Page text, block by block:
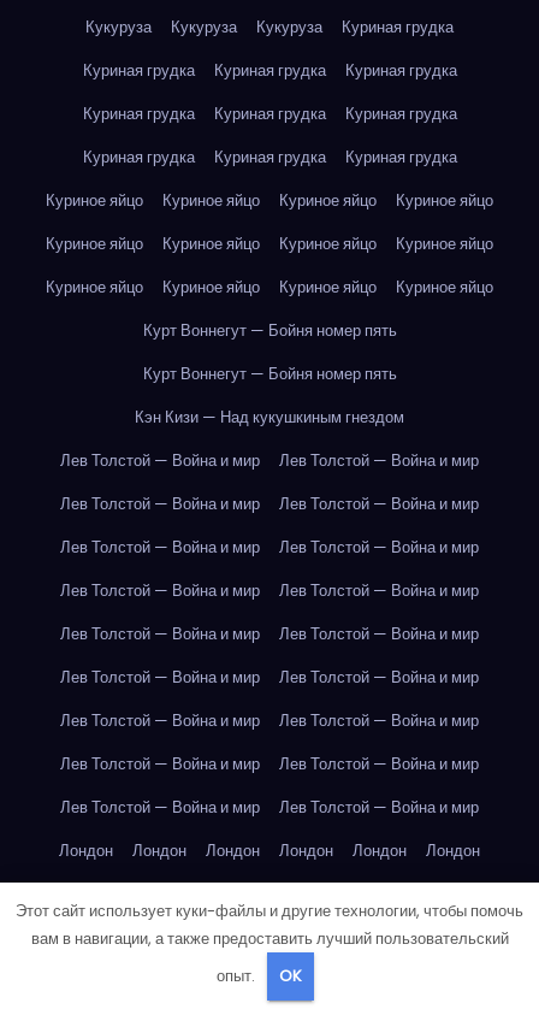
Кукуруза
Кукуруза Кукуруза
Куриная грудка
Куриная грудка
Куриная грудка
Куриная грудка
Куриная грудка
Куриная грудка
Куриная грудка
Куриная грудка
Куриная грудка
Куриная грудка
Куриное яйцо
Куриное яйцо Куриное яйцо
Куриное яйцо
Куриное яйцо
Куриное яйцо Куриное яйцо
Куриное яйцо
Куриное яйцо
Куриное яйцо Куриное яйцо
Куриное яйцо
Курт Воннегут — Бойня номер пять
Курт Воннегут — Бойня номер пять
Кэн Кизи — Над кукушкиным гнездом
Лев Толстой — Война и мир
Лев Толстой — Война и мир
Лев Толстой — Война и мир
Лев Толстой — Война и мир
Лев Толстой — Война и мир
Лев Толстой — Война и мир
Лев Толстой — Война и мир
Лев Толстой — Война и мир
Лев Толстой — Война и мир
Лев Толстой — Война и мир
Лев Толстой — Война и мир
Лев Толстой — Война и мир
Лев Толстой — Война и мир
Лев Толстой — Война и мир
Лев Толстой — Война и мир
Лев Толстой — Война и мир
Лев Толстой — Война и мир
Лев Толстой — Война и мир
Лондон
Лондон Лондон Лондон Лондон
Лондон
Лондон
Лондон Лондон Лондон Лондон
Лондон
Лондон Лондон
Этот сайт использует куки-файлы и другие технологии, чтобы помочь
вам в навигации, а также предоставить лучший пользовательский
опыт.
OK